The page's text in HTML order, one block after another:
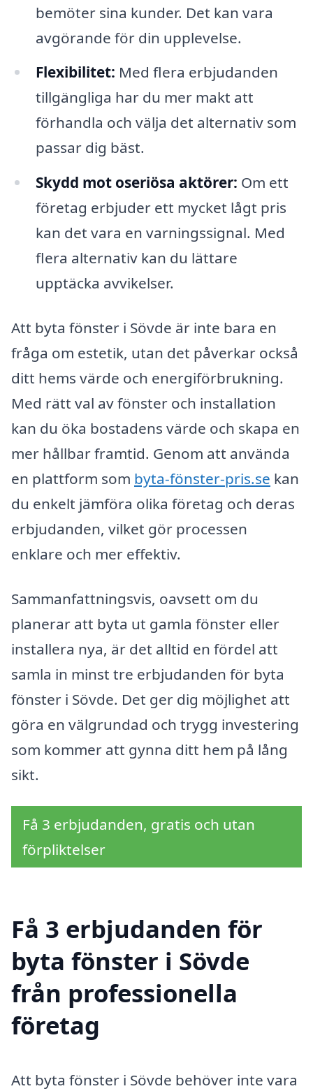
bemöter sina kunder. Det kan vara
avgörande för din upplevelse.
Flexibilitet: Med flera erbjudanden
tillgängliga har du mer makt att
förhandla och välja det alternativ som
passar dig bäst.
Skydd mot oseriösa aktörer: Om ett
företag erbjuder ett mycket lågt pris
kan det vara en varningssignal. Med
flera alternativ kan du lättare
upptäcka avvikelser.
Att byta fönster i Sövde är inte bara en
fråga om estetik, utan det påverkar också
ditt hems värde och energiförbrukning.
Med rätt val av fönster och installation
kan du öka bostadens värde och skapa en
mer hållbar framtid. Genom att använda
en plattform som byta-fönster-pris.se kan
du enkelt jämföra olika företag och deras
erbjudanden, vilket gör processen
enklare och mer effektiv.
Sammanfattningsvis, oavsett om du
planerar att byta ut gamla fönster eller
installera nya, är det alltid en fördel att
samla in minst tre erbjudanden för byta
fönster i Sövde. Det ger dig möjlighet att
göra en välgrundad och trygg investering
som kommer att gynna ditt hem på lång
sikt.
Få 3 erbjudanden, gratis och utan
förpliktelser
Få 3 erbjudanden för
byta fönster i Sövde
från professionella
företag
Att byta fönster i Sövde behöver inte vara